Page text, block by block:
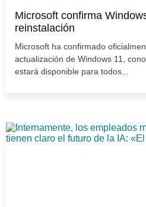
Microsoft confirma
reinstalación
Microsoft ha confirmado
actualización de Windows 11,
estará disponible para todos...